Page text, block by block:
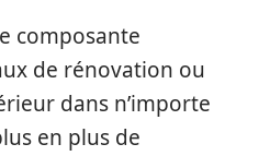
composante
de rénovation ou
dans n’importe
en plus de